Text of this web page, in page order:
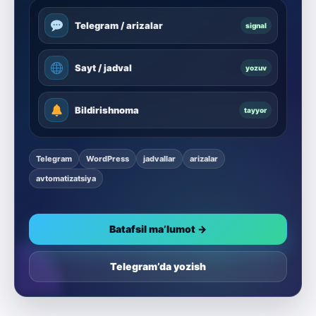
Telegram / arizalar signal
Sayt / jadval yozuv
Bildirishnoma tayyor
Telegram WordPress jadvallar
arizalar
avtomatizatsiya
Batafsil ma’lumot →
Telegram’da yozish